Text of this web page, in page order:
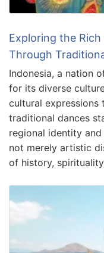
Exploring the
Through
Indonesia, a nation
for its diverse
cultural expressions
traditional dances
regional identity
not merely artistic
of history,